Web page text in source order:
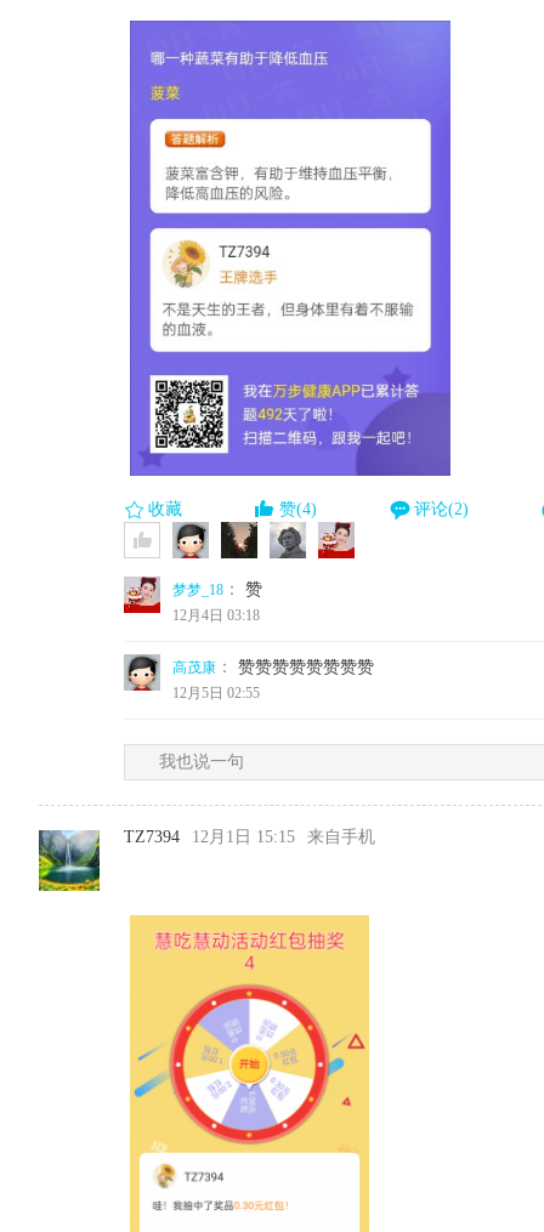
收藏 赞(4) 评论(2)
梦梦_18 ： 赞
12月4日 03:18
高茂康 ： 赞赞赞赞赞赞赞赞
12月5日 02:55
我也说一句
TZ7394 12月1日 15:15 来自手机